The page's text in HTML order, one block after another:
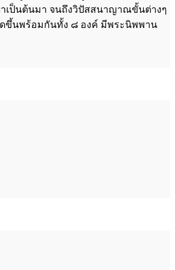
เป็นต้นมา จนถึงวิปัสสนาญาณขั้นต่างๆ
ขึ้นพร้อมกันทั้ง ๘ องค์ มีพระนิพพาน